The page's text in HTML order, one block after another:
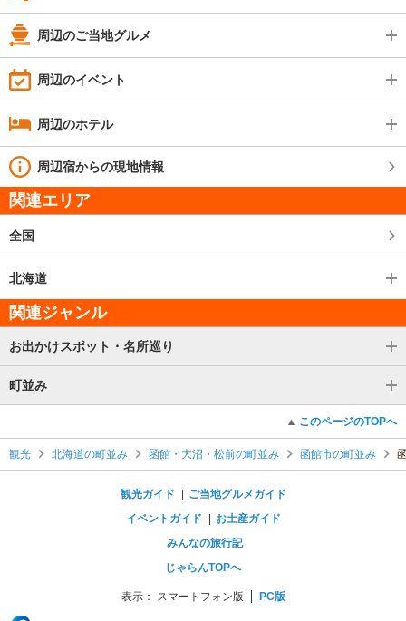
周辺のご当地グルメ
周辺のイベント
周辺のホテル
周辺宿からの現地情報
関連エリア
全国
北海道
関連ジャンル
お出かけスポット・名所巡り
町並み
このページのTOPへ
観光 北海道の町並み 函館・大沼・松前の町並み 函館市の町並み
観光ガイド
ご当地グルメガイド
イベントガイド
お土産ガイド
みんなの旅行記
じゃらんTOPへ
表示： スマートフォン版 PC版